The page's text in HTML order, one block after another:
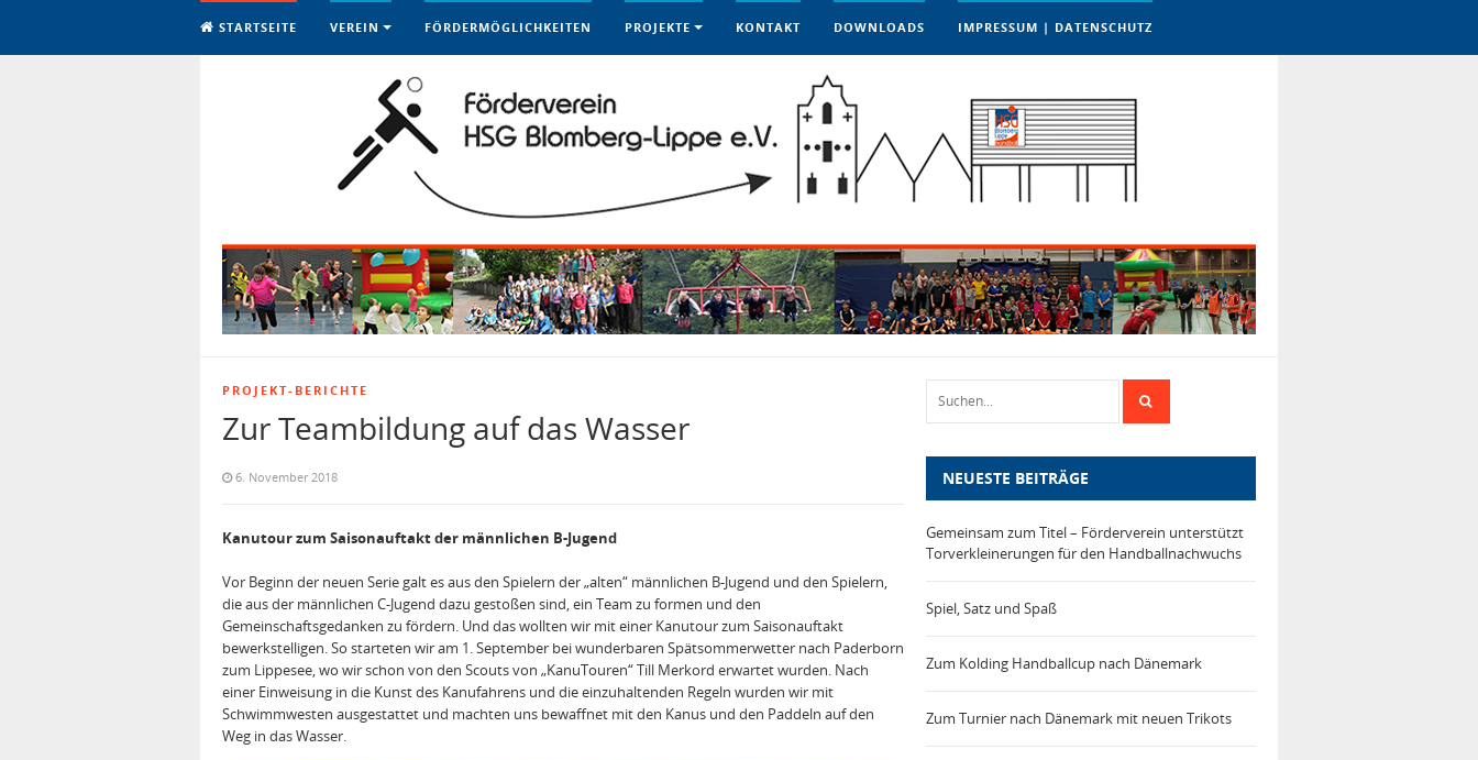
STARTSEITE VEREIN FÖRDERMÖGLICHKEITEN PROJEKTE KONTAKT DOWNLOADS IMPRESSUM | DATENSCHUTZ
PROJEKT-BERICHTE
Zur Teambildung auf das Wasser
6. November 2018
Kanutour zum Saisonauftakt der männlichen B-Jugend
Vor Beginn der neuen Serie galt es aus den Spielern der „alten“ männlichen B-Jugend und den Spielern,
die aus der männlichen C-Jugend dazu gestoßen sind, ein Team zu formen und den
Gemeinschaftsgedanken zu fördern. Und das wollten wir mit einer Kanutour zum Saisonauftakt
bewerkstelligen. So starteten wir am 1. September bei wunderbaren Spätsommerwetter nach Paderborn
zum Lippesee, wo wir schon von den Scouts von „KanuTouren“ Till Merkord erwartet wurden. Nach
einer Einweisung in die Kunst des Kanufahrens und die einzuhaltenden Regeln wurden wir mit
Schwimmwesten ausgestattet und machten uns bewaffnet mit den Kanus und den Paddeln auf den
Weg in das Wasser.
NEUESTE BEITRÄGE
Gemeinsam zum Titel – Förderverein unterstützt
Torverkleinerungen für den Handballnachwuchs
Spiel, Satz und Spaß
Zum Kolding Handballcup nach Dänemark
Zum Turnier nach Dänemark mit neuen Trikots